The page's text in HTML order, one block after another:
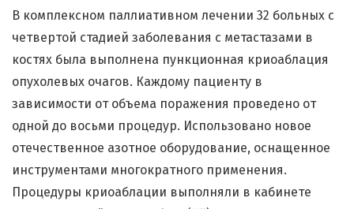
В комплексном паллиативном лечении 32 больных с
четвертой стадией заболевания с метастазами в
костях была выполнена пункционная криоаблация
опухолевых очагов. Каждому пациенту в
зависимости от объема поражения проведено от
одной до восьми процедур. Использовано новое
отечественное азотное оборудование, оснащенное
инструментами многократного применения.
Процедуры криоаблации выполняли в кабинете